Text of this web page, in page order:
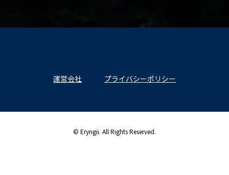
運営会社 プライバシーポリシー
© Eryngii. All Rights Reserved.